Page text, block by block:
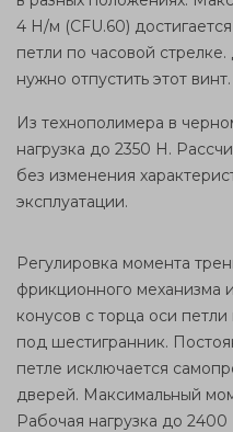
4 Н/м (CFU.60)
петли по часовой
нужно отпустить этот винт.
Из технополимера в
нагрузка до 2350 Н.
без изменения
эксплуатации.
Регулировка момента
фрикционного механизма
конусов с торца оси
под шестигранник.
петле исключается
дверей. Максимальный
Рабочая нагрузка до 2400